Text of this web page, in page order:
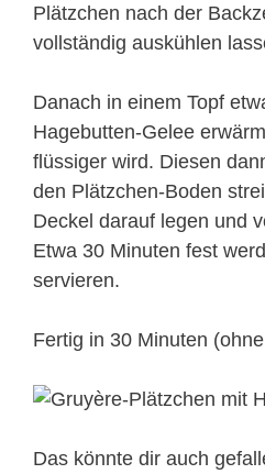
Plätzchen nach der
vollständig auskühlen
Danach in einem Topf
Hagebutten-Gelee
flüssiger wird. Diesen
den Plätzchen-Boden
Deckel darauf legen und
Etwa 30 Minuten fest
servieren.
Fertig in 30 Minuten
Das könnte dir auch